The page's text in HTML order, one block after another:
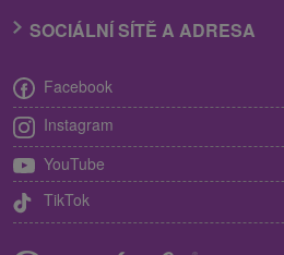
SOCIÁLNÍ SÍTĚ A ADRESA
Facebook
Instagram
YouTube
TikTok